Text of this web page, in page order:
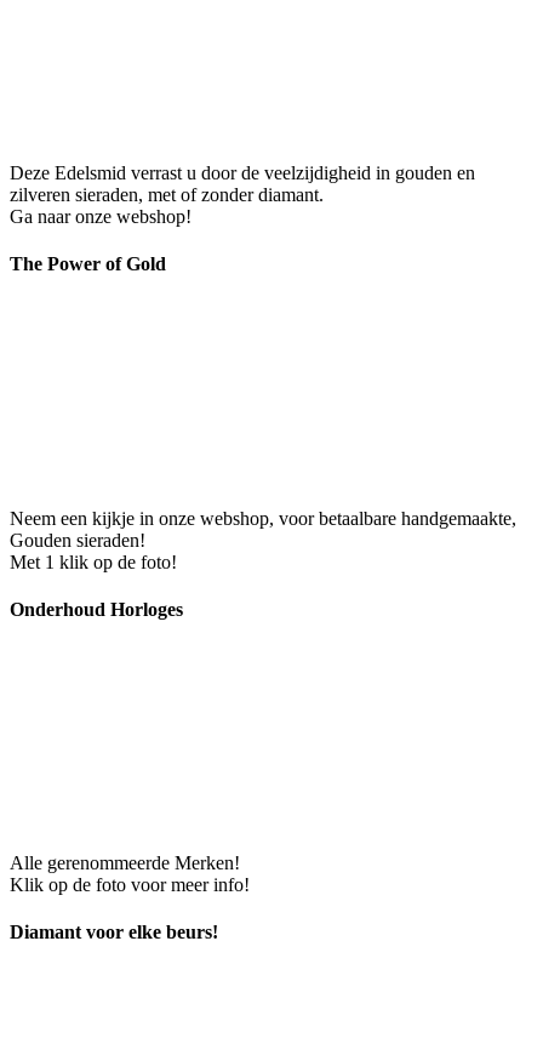
Deze Edelsmid verrast u door de veelzijdigheid in gouden en
zilveren sieraden, met of zonder diamant.
Ga naar onze webshop!
The Power of Gold
Neem een kijkje in onze webshop, voor betaalbare handgemaakte,
Gouden sieraden!
Met 1 klik op de foto!
Onderhoud Horloges
Alle gerenommeerde Merken!
Klik op de foto voor meer info!
Diamant voor elke beurs!